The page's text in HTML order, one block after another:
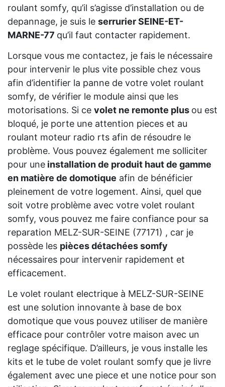
roulant somfy, qu’il s’agisse d’installation ou de
depannage, je suis le serrurier SEINE-ET-
MARNE-77 qu’il faut contacter rapidement.
Lorsque vous me contactez, je fais le nécessaire
pour intervenir le plus vite possible chez vous
afin d’identifier la panne de votre volet roulant
somfy, de vérifier le module ainsi que les
motorisations. Si ce volet ne remonte plus ou est
bloqué, je porte une attention pieces et au
roulant moteur radio rts afin de résoudre le
problème. Vous pouvez également me solliciter
pour une installation de produit haut de gamme
en matière de domotique afin de bénéficier
pleinement de votre logement. Ainsi, quel que
soit votre problème avec votre volet roulant
somfy, vous pouvez me faire confiance pour sa
reparation MELZ-SUR-SEINE (77171) , car je
possède les pièces détachées somfy
nécessaires pour intervenir rapidement et
efficacement.
Le volet roulant electrique à MELZ-SUR-SEINE
est une solution innovante à base de box
domotique que vous pouvez utiliser de manière
efficace pour contrôler votre maison avec un
reglage spécifique. D’ailleurs, je vous installe les
kits et le tube de volet roulant somfy que je livre
également avec une piece et une notice pour son